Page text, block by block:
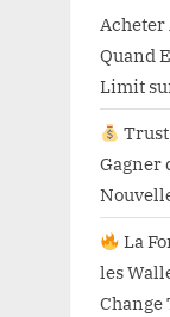
Acheter
Quand
Limit
Gagner
La
les
Change